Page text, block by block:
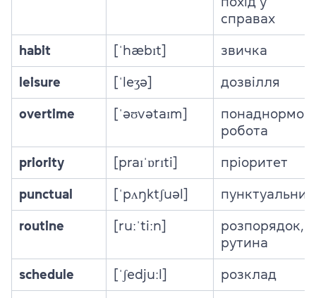
справах
habit [ˈhæbɪt] звичка
leisure [ˈleʒə] дозвілля
overtime [ˈəʊvətaɪm]
робота
priority [praɪˈɒrɪti] пріоритет
punctual [ˈpʌŋktʃuəl] пунктуальний
routine [ruːˈtiːn]
розпорядок,
рутина
schedule [ˈʃedjuːl] розклад